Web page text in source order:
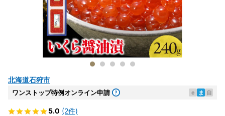
北海道石狩市
ワンストップ特例オンライン申請 e ま 自
5.0 (2件)